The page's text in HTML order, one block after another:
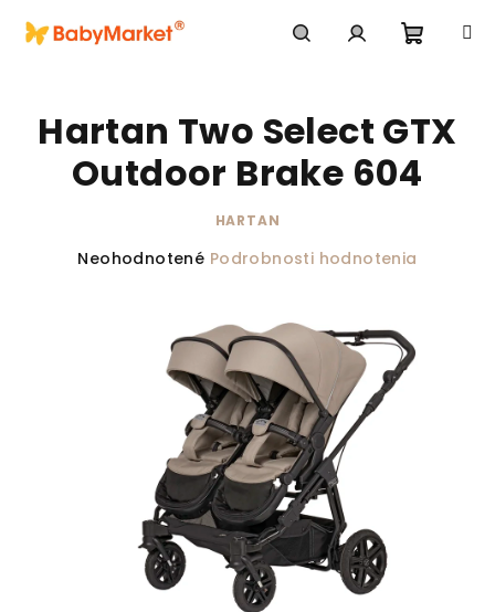
Hartan Two Select GTX
Outdoor Brake 604
HARTAN
Priemerné hodnotenie produktu je 0,0 z 5
Neohodnotené Podrobnosti hodnotenia